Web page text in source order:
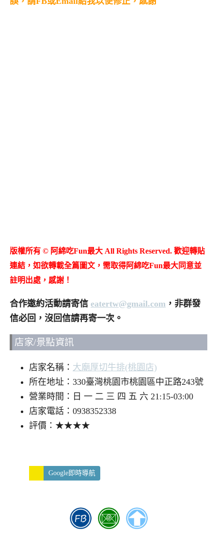
版權所有 © 阿綿吃Fun最大 All Rights Reserved. 歡迎轉貼
連結，如欲轉載全篇圖文，需取得阿綿吃Fun最大同意並
註明出處，感謝！
合作邀約活動請寄信 eatertw@gmail.com ，非群發
信必回，沒回信請再寄一次。
店家/景點資訊
店家名稱： 大廟厚切牛排(桃園店)
所在地址：330臺灣桃園市桃園區中正路243號
營業時間：日 一 二 三 四 五 六 21:15-03:00
店家電話：0938352338
評價：★★★★
Google即時導航